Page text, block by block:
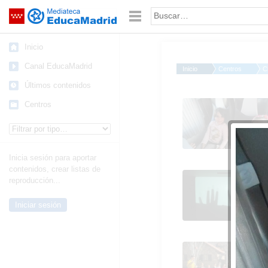
Saltar navegación Palabra o frase:
Inicio
Canal EducaMadrid
Últimos contenidos
Centros
Inicia sesión para aportar
contenidos, crear listas de
reproducción...
Iniciar sesión
Inicio Centros
FDLR_Las Rozas 1
2020_02_28_Granja de
los Cuentos_CEIP
FDLR_Las Rozas 6
2020_02_28_Granja
los Cuentos_CEIP